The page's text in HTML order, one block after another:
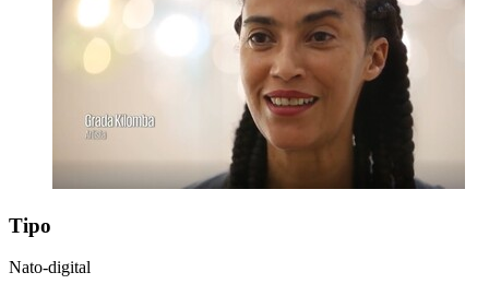
Tipo
Nato-digital